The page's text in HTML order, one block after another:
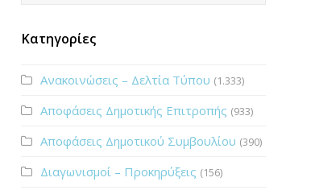
Κατηγορίες
Ανακοινώσεις – Δελτία Τύπου (1.333)
Αποφάσεις Δημοτικής Επιτροπής (933)
Αποφάσεις Δημοτικού Συμβουλίου (390)
Διαγωνισμοί – Προκηρύξεις (156)